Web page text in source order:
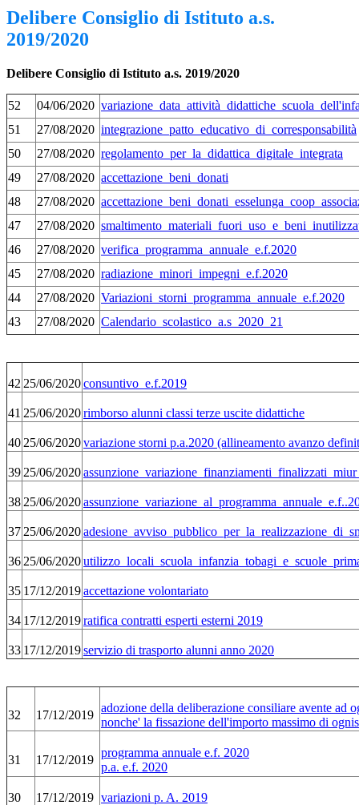
Delibere Consiglio di Istituto a.s.
2019/2020
Delibere Consiglio di Istituto a.s. 2019/2020
52 04/06/2020
51
27/08/2020 integrazione_patto_educativo_di_corresponsabilità
50
27/08/2020 regolamento_per_la_didattica_digitale_integrata
49
27/08/2020 accettazione_beni_donati
48
27/08/2020
47
27/08/2020
46
27/08/2020 verifica_programma_annuale_e.f.2020
45
27/08/2020 radiazione_minori_impegni_e.f.2020
44
27/08/2020 Variazioni_storni_programma_annuale_e.f.2020
43
27/08/2020 Calendario_scolastico_a.s_2020_21
42 25/06/2020consuntivo_e.f.2019
41 25/06/2020rimborso alunni classi terze uscite didattiche
40 25/06/2020variazione storni p.a.2020 (allineamento avanzo
39 25/06/2020
38 25/06/2020
37 25/06/2020
36 25/06/2020
35 17/12/2019accettazione volontariato
34 17/12/2019ratifica contratti esperti esterni 2019
33 17/12/2019servizio di trasporto alunni anno 2020
32 17/12/2019
adozione della deliberazione consiliare avente ad
nonche' la fissazione dell'importo massimo di
31 17/12/2019
programma annuale e.f. 2020
p.a. e.f. 2020
30 17/12/2019 variazioni p. A. 2019